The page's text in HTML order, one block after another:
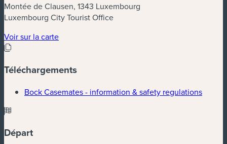
Montée de Clausen, 1343 Luxembourg
Luxembourg City Tourist Office
Voir sur la carte(nouvelle fenêtre)
Téléchargements
Bock Casemates - information & safety regulations
Départ